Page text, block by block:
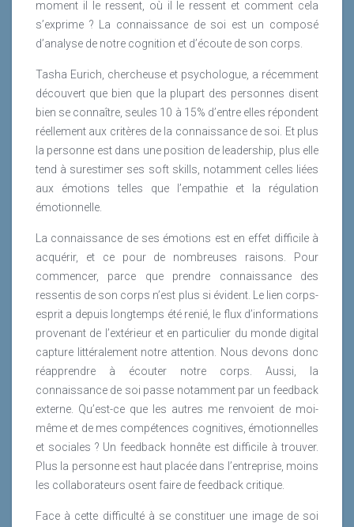
moment il le ressent, où il le ressent et comment cela
s’exprime ? La connaissance de soi est un composé
d’analyse de notre cognition et d’écoute de son corps.
Tasha Eurich, chercheuse et psychologue, a récemment
découvert que bien que la plupart des personnes disent
bien se connaître, seules 10 à 15% d’entre elles répondent
réellement aux critères de la connaissance de soi. Et plus
la personne est dans une position de leadership, plus elle
tend à surestimer ses soft skills, notamment celles liées
aux émotions telles que l’empathie et la régulation
émotionnelle.
La connaissance de ses émotions est en effet difficile à
acquérir, et ce pour de nombreuses raisons. Pour
commencer, parce que prendre connaissance des
ressentis de son corps n’est plus si évident. Le lien corps-
esprit a depuis longtemps été renié, le flux d’informations
provenant de l’extérieur et en particulier du monde digital
capture littéralement notre attention. Nous devons donc
réapprendre à écouter notre corps. Aussi, la
connaissance de soi passe notamment par un feedback
externe. Qu’est-ce que les autres me renvoient de moi-
même et de mes compétences cognitives, émotionnelles
et sociales ? Un feedback honnête est difficile à trouver.
Plus la personne est haut placée dans l’entreprise, moins
les collaborateurs osent faire de feedback critique.
Face à cette difficulté à se constituer une image de soi